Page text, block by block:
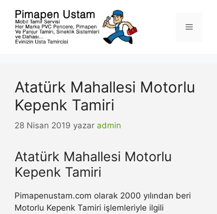
Menü
Atatürk Mahallesi Motorlu
Kepenk Tamiri
28 Nisan 2019 yazar admin
Atatürk Mahallesi Motorlu
Kepenk Tamiri
Pimapenustam.com olarak 2000 yılından beri
Motorlu Kepenk Tamiri işlemleriyle ilgili